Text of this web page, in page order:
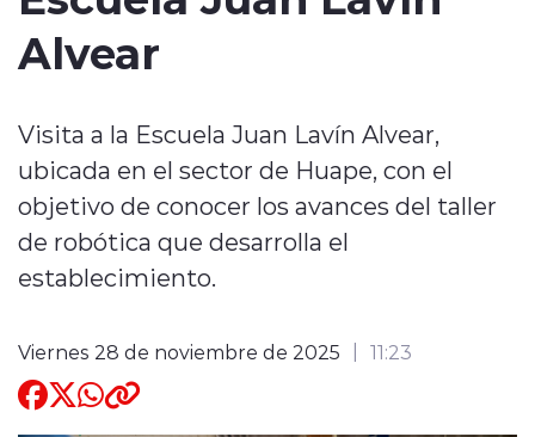
Entrevistas
Quienes Somos
Alvear
Visita a la Escuela Juan Lavín Alvear,
ubicada en el sector de Huape, con el
objetivo de conocer los avances del taller
de robótica que desarrolla el
establecimiento.
Viernes 28 de noviembre de 2025 11:23